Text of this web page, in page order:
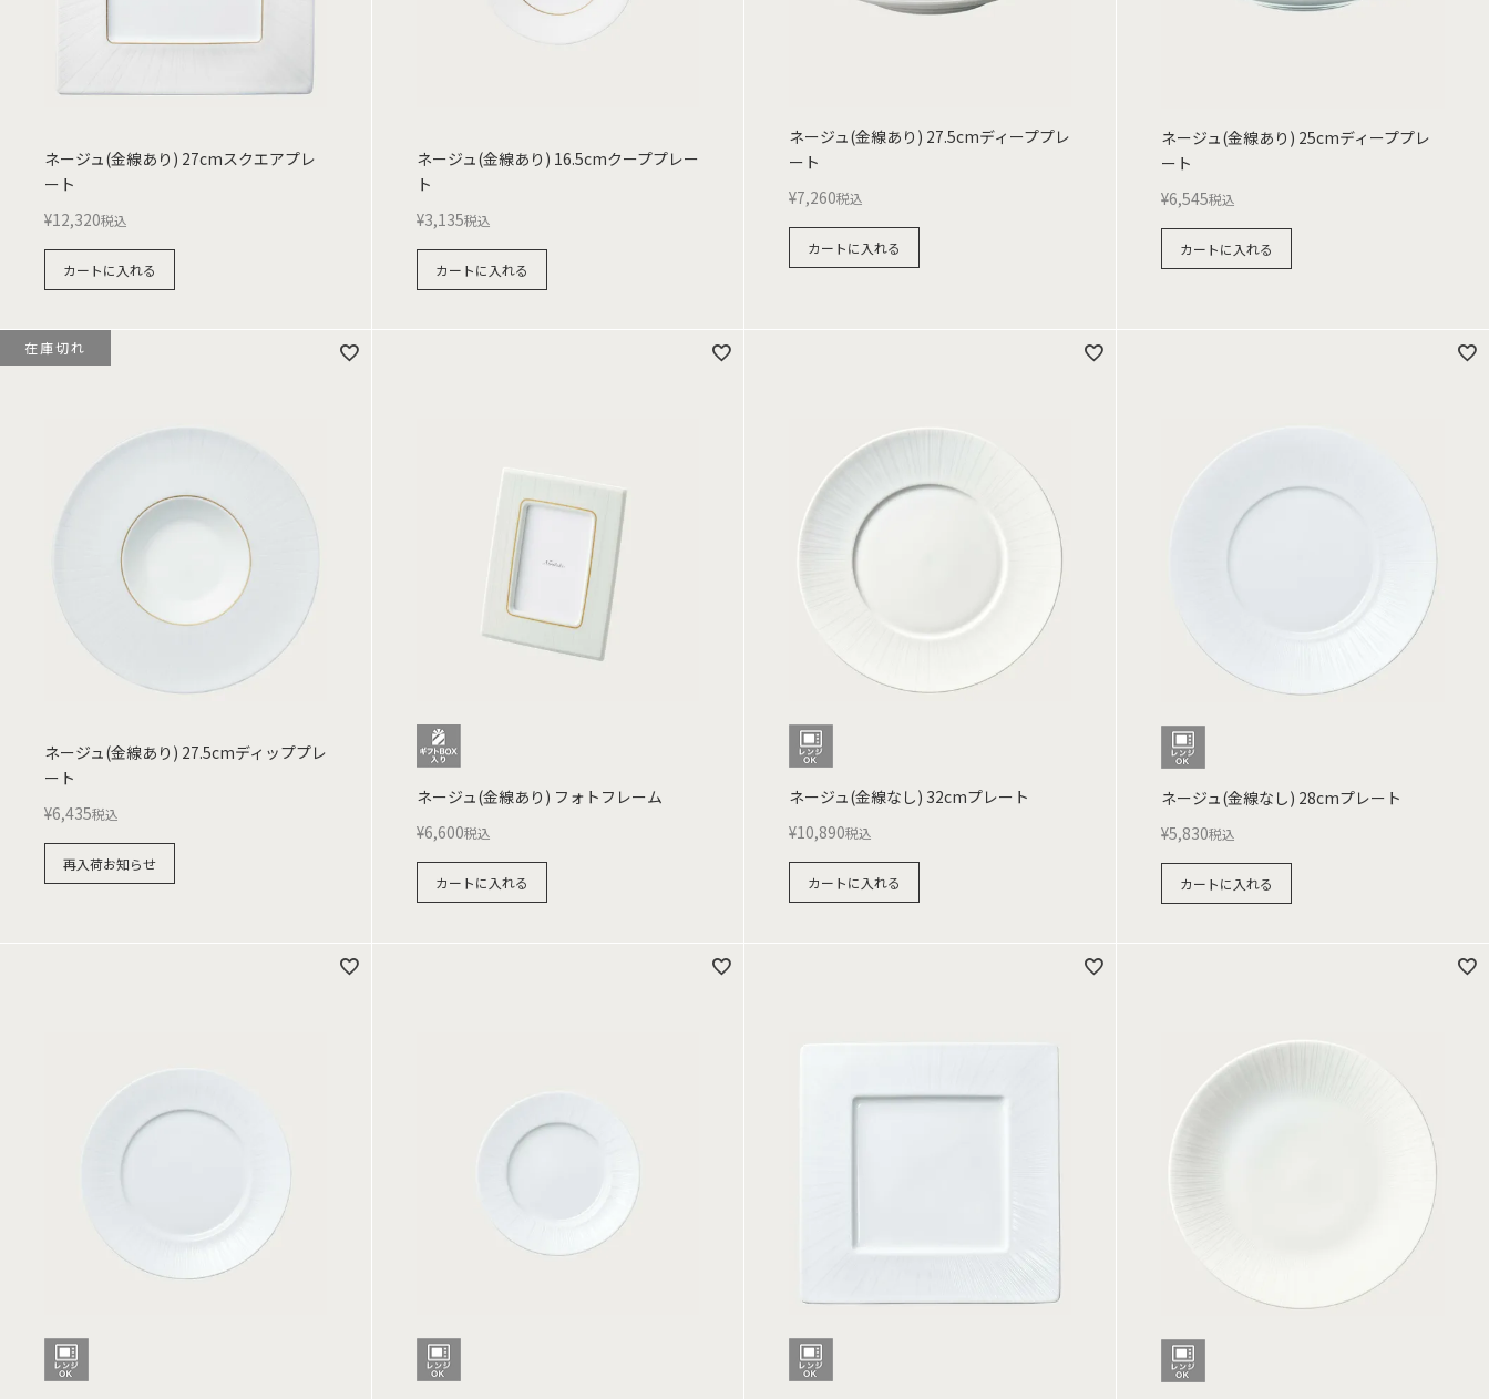
ネージュ(金線あり) 27cmスクエアプレ
ート
¥12,320税込
カートに入れる
ネージュ(金線あり) 16.5cmクーププレー
ト
¥3,135税込
カートに入れる
ネージュ(金線あり) 27.5cmディーププレ
ート
¥7,260税込
カートに入れる
ネージュ(金線あり) 25cmディーププレ
ート
¥6,545税込
カートに入れる
ネージュ(金線あり) 27.5cmディッププレ
ート
¥6,435税込
再入荷お知らせ
在庫切れ
ネージュ(金線あり) フォトフレーム
¥6,600税込
カートに入れる
ネージュ(金線なし) 32cmプレート
¥10,890税込
カートに入れる
ネージュ(金線なし) 28cmプレート
¥5,830税込
カートに入れる